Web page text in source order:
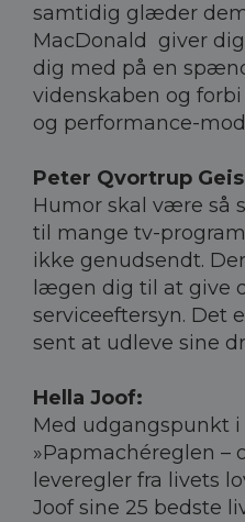
samtidig glæder
MacDonald giver
dig med på en
videnskaben og
og performance-
Peter Qvortrup
Humor skal være så
til mange tv-
ikke genudsendt.
lægen dig til at give
serviceeftersyn. Det
sent at udleve sine
Hella Joof:
Med udgangspunkt i
»Papmachéreglen –
leveregler fra livets
Joof sine 25 bedste